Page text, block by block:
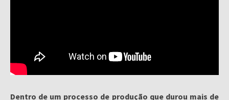
Dentro de um processo de produção que durou mais de